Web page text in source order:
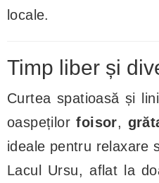
locale.
Timp liber și
Curtea spatioasă și
oaspețilorfoisor,
ideale pentru relaxare
Lacul Ursu, aflat la